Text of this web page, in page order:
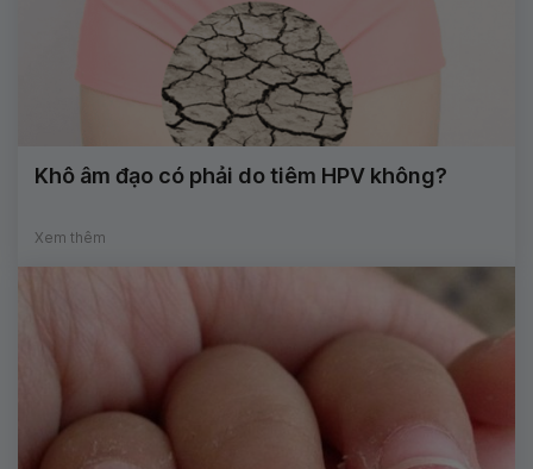
Khô âm đạo có phải do tiêm HPV không?
Xem thêm